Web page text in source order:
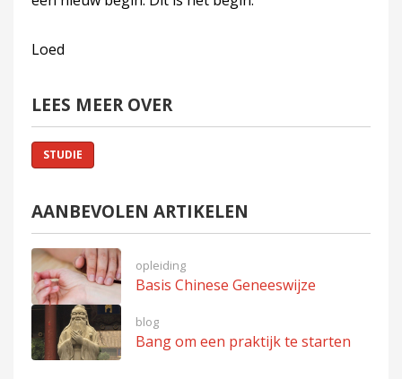
Loed
LEES MEER OVER
STUDIE
AANBEVOLEN ARTIKELEN
opleiding
Basis Chinese Geneeswijze
blog
Bang om een praktijk te starten